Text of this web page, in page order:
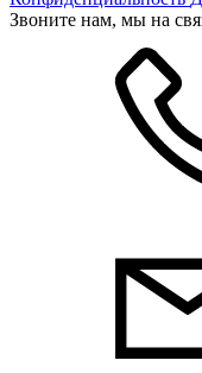
Звоните нам, мы на